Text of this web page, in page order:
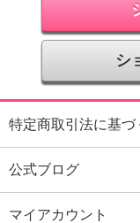
シ
特定商取引法に基づ
公式ブログ
マイアカウント